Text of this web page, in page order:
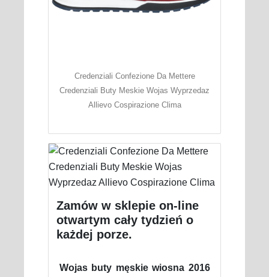
Credenziali Confezione Da Mettere
Credenziali Buty Meskie Wojas Wyprzedaz
Allievo Cospirazione Clima
Zamów w sklepie on-line
otwartym cały tydzień o
każdej porze.
Wojas buty męskie wiosna 2016